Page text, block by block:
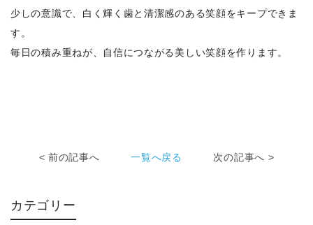
少しの意識で、白く輝く歯と清潔感のある笑顔をキープできま
す。
毎日の積み重ねが、自信につながる美しい笑顔を作ります。
< 前の記事へ 一覧へ戻る 次の記事へ >
カテゴリー